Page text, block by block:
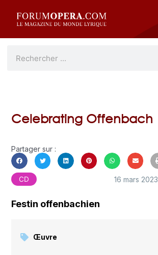
Celebrating Offenbach
Partager sur :
CD 16 mars 2023
Festin offenbachien
Œuvre